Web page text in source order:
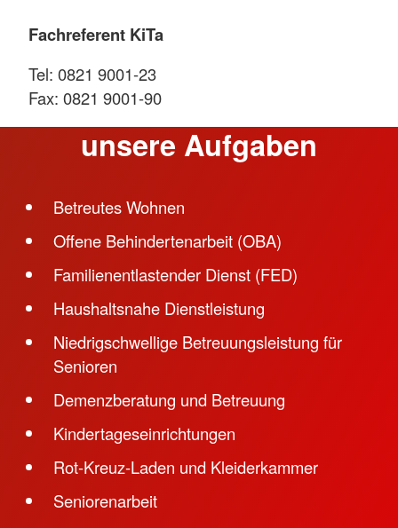
Fachreferent KiTa
Tel: 0821 9001-23
Fax: 0821 9001-90
unsere Aufgaben
Betreutes Wohnen
Offene Behindertenarbeit (OBA)
Familienentlastender Dienst (FED)
Haushaltsnahe Dienstleistung
Niedrigschwellige Betreuungsleistung für
Senioren
Demenzberatung und Betreuung
Kindertageseinrichtungen
Rot-Kreuz-Laden und Kleiderkammer
Seniorenarbeit